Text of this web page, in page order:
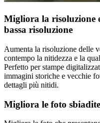
Migliora la risoluzione
bassa risoluzione
Aumenta la risoluzione delle
contempo la nitidezza e la
Perfetto per stampe
immagini storiche e vecchie
dettagli più nitidi.
Migliora le foto